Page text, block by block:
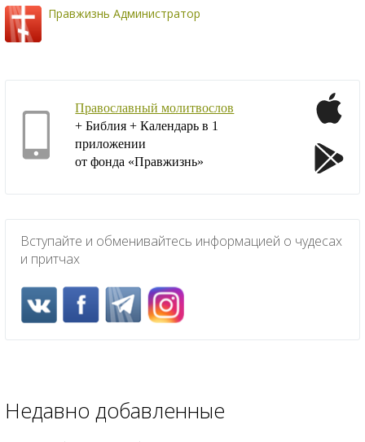
Правжизнь Администратор
Православный молитвослов
+ Библия + Календарь в 1
приложении
от фонда «Правжизнь»
Вступайте и обменивайтесь информацией о чудесах
и притчах
Недавно добавленные